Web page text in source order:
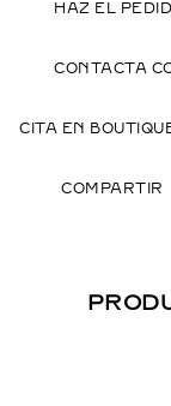
HAZ EL
CONTACTA
CITA EN
COMPARTIR